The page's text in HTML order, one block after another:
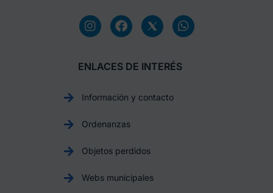
ENLACES DE INTERÉS
Información y contacto
Ordenanzas
Objetos perdidos
Webs municipales